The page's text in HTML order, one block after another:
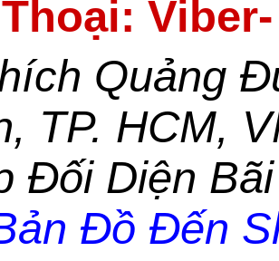
Quảng
, TP. HCM,
Đối Diện
Đồ Đến